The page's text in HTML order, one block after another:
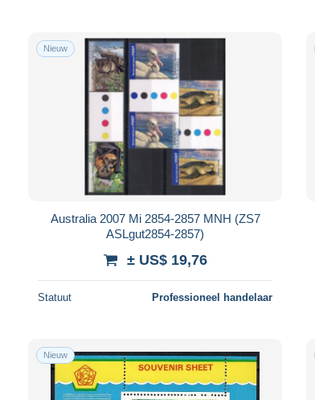
Nieuw
Australia 2007 Mi 2854-2857 MNH (ZS7
ASLgut2854-2857)
± US$ 19,76
Statuut Professioneel handelaar
Nieuw